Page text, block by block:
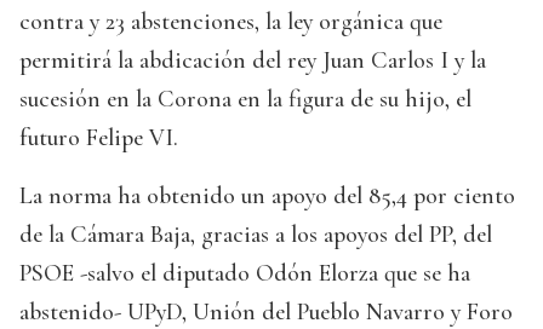
contra y 23 abstenciones, la ley orgánica que
permitirá la abdicación del rey Juan Carlos I y la
sucesión en la Corona en la figura de su hijo, el
futuro Felipe VI.
La norma ha obtenido un apoyo del 85,4 por ciento
de la Cámara Baja, gracias a los apoyos del PP, del
PSOE -salvo el diputado Odón Elorza que se ha
abstenido- UPyD, Unión del Pueblo Navarro y Foro